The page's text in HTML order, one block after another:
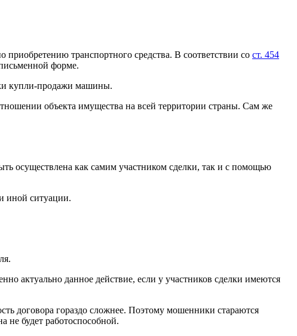
транспортного средства. В соответствии со ст. 454
форме.
купли-продажи машины.
объекта имущества на всей территории страны. Сам же
осуществлена как самим участником сделки, так и с помощью
иной ситуации.
актуально данное действие, если у участников сделки имеются
договора гораздо сложнее. Поэтому мошенники стараются
не будет работоспособной.